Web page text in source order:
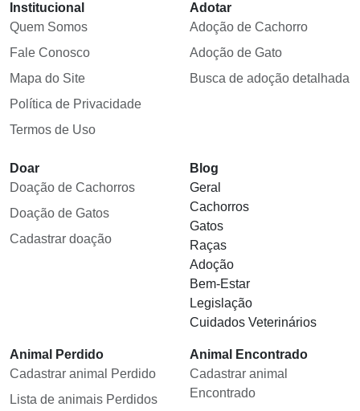
Institucional
Quem Somos
Fale Conosco
Mapa do Site
Política de Privacidade
Termos de Uso
Adotar
Adoção de Cachorro
Adoção de Gato
Busca de adoção detalhada
Doar
Doação de Cachorros
Doação de Gatos
Cadastrar doação
Blog
Geral
Cachorros
Gatos
Raças
Adoção
Bem-Estar
Legislação
Cuidados Veterinários
Animal Perdido
Cadastrar animal Perdido
Lista de animais Perdidos
Animal Encontrado
Cadastrar animal
Encontrado